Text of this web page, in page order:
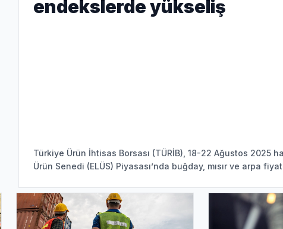
endekslerde yükseliş
Türkiye Ürün İhtisas Borsası (TÜRİB), 18-22 Ağustos 2025
Ürün Senedi (ELÜS) Piyasası’nda buğday, mısır ve arpa